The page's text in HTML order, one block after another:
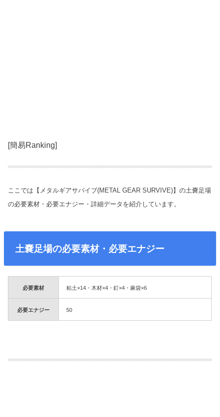
[簡易Ranking]
ここでは【メタルギアサバイブ(METAL GEAR SURVIVE)】の土嚢足場
の必要素材・必要エナジー・詳細データを紹介しています。
土嚢足場の必要素材・必要エナジー
必要素材 粘土×14・木材×4・釘×4・麻袋×6
必要エナジー 50